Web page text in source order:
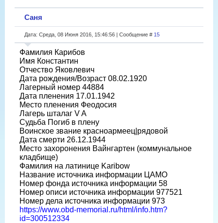
Саня
Дата: Среда, 08 Июня 2016, 15:46:56 | Сообщение # 15
Фамилия Карибов
Имя Константин
Отчество Яковлевич
Дата рождения/Возраст 08.02.1920
Лагерный номер 44884
Дата пленения 17.01.1942
Место пленения Феодосия
Лагерь шталаг V A
Судьба Погиб в плену
Воинское звание красноармеец|рядовой
Дата смерти 26.12.1944
Место захоронения Вайнгартен (коммунальное
кладбище)
Фамилия на латинице Karibow
Название источника информации ЦАМО
Номер фонда источника информации 58
Номер описи источника информации 977521
Номер дела источника информации 973
https://www.obd-memorial.ru/html/info.htm?
id=300512334